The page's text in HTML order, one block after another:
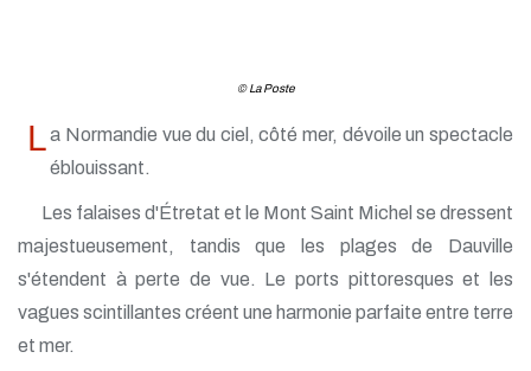
© La Poste
La Normandie vue du ciel, côté mer, dévoile un spectacle
éblouissant.
Les falaises d'Étretat et le Mont Saint Michel se dressent
majestueusement, tandis que les plages de Dauville
s'étendent à perte de vue. Le ports pittoresques et les
vagues scintillantes créent une harmonie parfaite entre terre
et mer.